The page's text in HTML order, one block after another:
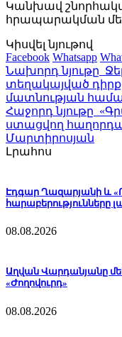
Կանխավ
հրապարակման
Կիսվել նյութով
Facebook Whatsapp
Նախորդ նյութը
տեղակայված
մատնության
Հաջորդ նյութը
ստացվող
Մարտիրոսյան
Լրահոս
Էդգար Ղազարյանի և
հարաբերությունները
08.08.2026
Աղվան Վարդանյանը
«Ժողովուրդ»
08.08.2026